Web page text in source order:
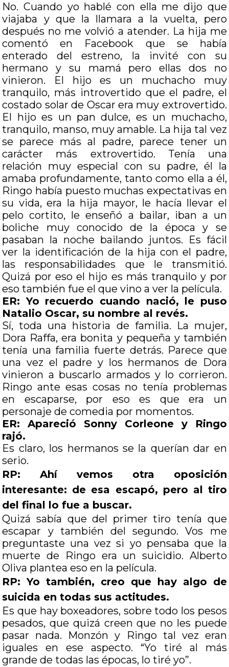
No. Cuando yo hablé con ella me dijo que
viajaba y que la llamara a la vuelta, pero
después no me volvió a atender. La hija me
comentó en Facebook que se había
enterado del estreno, la invité con su
hermano y su mamá pero ellas dos no
vinieron. El hijo es un muchacho muy
tranquilo, más introvertido que el padre, el
costado solar de Oscar era muy extrovertido.
El hijo es un pan dulce, es un muchacho,
tranquilo, manso, muy amable. La hija tal vez
se parece más al padre, parece tener un
carácter más extrovertido. Tenía una
relación muy especial con su padre, él la
amaba profundamente, tanto como ella a él,
Ringo había puesto muchas expectativas en
su vida, era la hija mayor, le hacía llevar el
pelo cortito, le enseñó a bailar, iban a un
boliche muy conocido de la época y se
pasaban la noche bailando juntos. Es fácil
ver la identificación de la hija con el padre,
las responsabilidades que le transmitió.
Quizá por eso el hijo es más tranquilo y por
eso también fue el que vino a ver la película.
ER: Yo recuerdo cuando nació, le puso
Natalio Oscar, su nombre al revés.
Sí, toda una historia de familia. La mujer,
Dora Raffa, era bonita y pequeña y también
tenía una familia fuerte detrás. Parece que
una vez el padre y los hermanos de Dora
vinieron a buscarlo armados y lo corrieron.
Ringo ante esas cosas no tenía problemas
en escaparse, por eso es que era un
personaje de comedia por momentos.
ER: Apareció Sonny Corleone y Ringo
rajó.
Es claro, los hermanos se la querían dar en
serio.
RP: Ahí vemos otra oposición
interesante: de esa escapó, pero al tiro
del final lo fue a buscar.
Quizá sabía que del primer tiro tenía que
escapar y también del segundo. Vos me
preguntaste una vez si yo pensaba que la
muerte de Ringo era un suicidio. Alberto
Oliva plantea eso en la película.
RP: Yo también, creo que hay algo de
suicida en todas sus actitudes.
Es que hay boxeadores, sobre todo los pesos
pesados, que quizá creen que no les puede
pasar nada. Monzón y Ringo tal vez eran
iguales en ese aspecto. “Yo tiré al más
grande de todas las épocas, lo tiré yo”.